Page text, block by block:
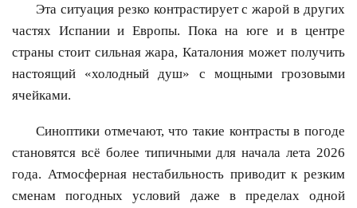
Эта ситуация резко контрастирует с жарой в других
частях Испании и Европы. Пока на юге и в центре
страны стоит сильная жара, Каталония может получить
настоящий «холодный душ» с мощными грозовыми
ячейками.
Синоптики отмечают, что такие контрасты в погоде
становятся всё более типичными для начала лета 2026
года. Атмосферная нестабильность приводит к резким
сменам погодных условий даже в пределах одной